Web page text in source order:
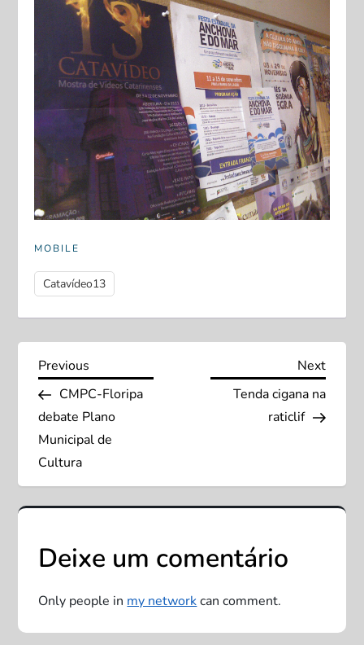
MOBILE
Catavídeo13
N
a
v
e
a
ç
Previous
Post
Previous
CMPC-Floripa
debate Plano
Municipal de
Cultura
Next
Post
Next
Tenda cigana na
raticlif
Deixe um comentário
Only people in my networkcan comment.